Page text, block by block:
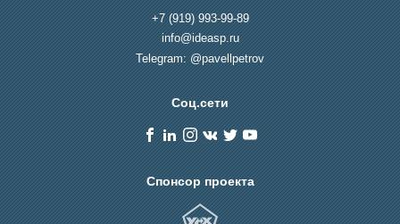
+7 (919) 993-99-89
info@ideasp.ru
Telegram: @pavellpetrov
Соц.сети
Спонсор проекта